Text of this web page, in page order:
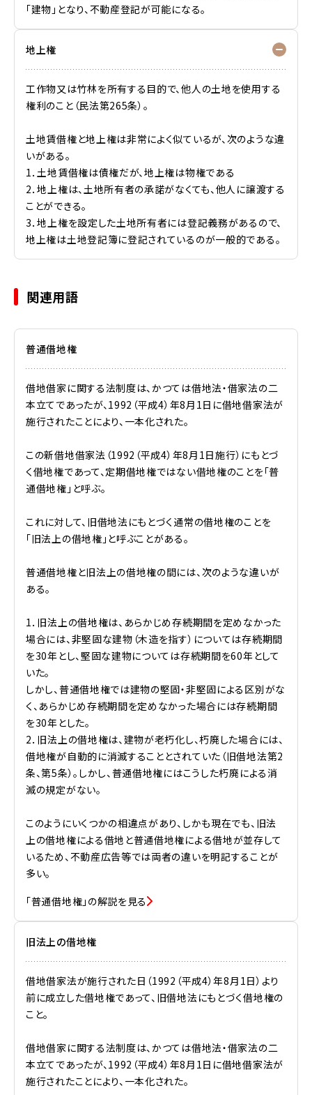
「建物」となり、不動産登記が可能になる。
地上権
工作物又は竹林を所有する目的で、他人の土地を使用する
権利のこと（民法第265条）。
土地賃借権と地上権は非常によく似ているが、次のような違
いがある。
1．土地賃借権は債権だが、地上権は物権である
2．地上権は、土地所有者の承諾がなくても、他人に譲渡する
ことができる。
3．地上権を設定した土地所有者には登記義務があるので、
地上権は土地登記簿に登記されているのが一般的である。
関連用語
普通借地権
借地借家に関する法制度は、かつては借地法・借家法の二
本立てであったが、1992（平成4）年8月1日に借地借家法が
施行されたことにより、一本化された。
この新借地借家法（1992（平成4）年8月1日施行）にもとづ
く借地権であって、定期借地権ではない借地権のことを「普
通借地権」と呼ぶ。
これに対して、旧借地法にもとづく通常の借地権のことを
「旧法上の借地権」と呼ぶことがある。
普通借地権と旧法上の借地権の間には、次のような違いが
ある。
1．旧法上の借地権は、あらかじめ存続期間を定めなかった
場合には、非堅固な建物（木造を指す）については存続期間
を30年とし、堅固な建物については存続期間を60年として
いた。
しかし、普通借地権では建物の堅固・非堅固による区別がな
く、あらかじめ存続期間を定めなかった場合には存続期間
を30年とした。
2．旧法上の借地権は、建物が老朽化し、朽廃した場合には、
借地権が自動的に消滅することとされていた（旧借地法第2
条、第5条）。しかし、普通借地権にはこうした朽廃による消
滅の規定がない。
このようにいくつかの相違点があり、しかも現在でも、旧法
上の借地権による借地と普通借地権による借地が並存して
いるため、不動産広告等では両者の違いを明記することが
多い。
「普通借地権」の解説を見る
旧法上の借地権
借地借家法が施行された日（1992（平成4）年8月1日）より
前に成立した借地権であって、旧借地法にもとづく借地権の
こと。
借地借家に関する法制度は、かつては借地法・借家法の二
本立てであったが、1992（平成4）年8月1日に借地借家法が
施行されたことにより、一本化された。